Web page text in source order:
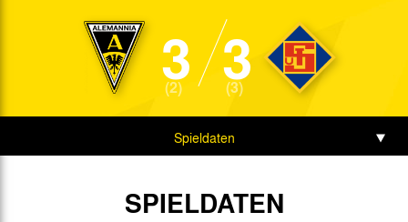
3
(2) 3
(3)
Spieldaten
SPIELDATEN